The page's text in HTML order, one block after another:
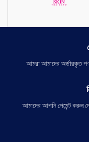
আমরা আমাদের অর্ডারকৃত
আমাদের আপনি পেমেন্ট করুন